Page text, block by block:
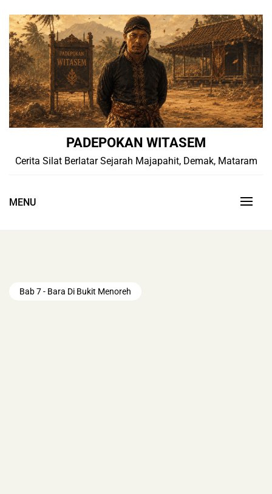
content
PADEPOKAN WITASEM
Cerita Silat Berlatar Sejarah Majapahit, Demak, Mataram
MENU
Bab 7 - Bara Di Bukit Menoreh